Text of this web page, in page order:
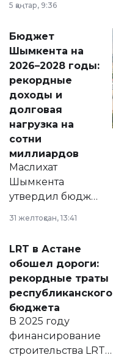
принести
народу
Венесуэлы.
5 қаңтар, 9:36
Бюджет
Шымкента на
2026–2028 годы:
рекордные
доходы и
долговая
нагрузка на
сотни
миллиардов
Маслихат
Шымкента
утвердил бюджет
2028 годы.
документ
появился в базе
нормативных
правовых актов и
на сайте маслихат
города.
31 желтоқсан, 13:41
LRT в Астане
обошел дороги:
рекордные траты
республиканского
бюджета
В 2025 году
финансирование
строительства LRT